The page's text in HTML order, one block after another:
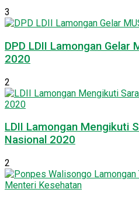
3
DPD LDII Lamongan Gelar
2020
2
LDII Lamongan Mengikuti
Nasional 2020
2